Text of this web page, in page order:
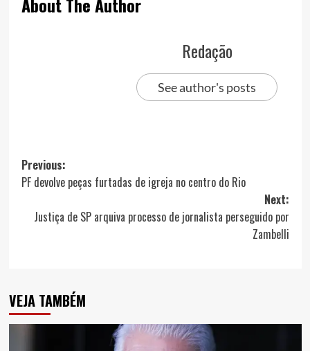
About The Author
Redação
See author's posts
Post
navigation
Previous:
PF devolve peças furtadas de igreja no centro do Rio
Next:
Justiça de SP arquiva processo de jornalista perseguido por
Zambelli
VEJA TAMBÉM